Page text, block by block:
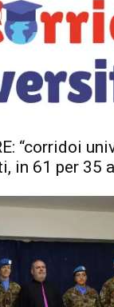
“corridoi
in 61 per 35